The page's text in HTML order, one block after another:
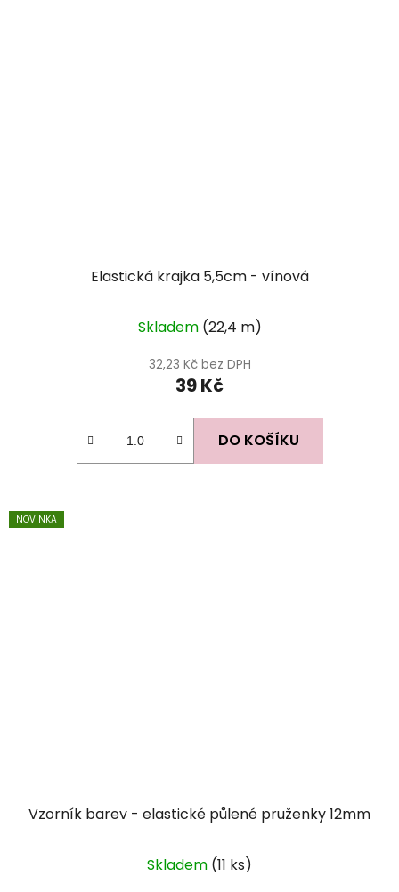
Elastická krajka 5,5cm - vínová
Skladem (22,4 m)
32,23 Kč bez DPH
39 Kč
DO KOŠÍKU
NOVINKA
Vzorník barev - elastické půlené pruženky 12mm
Skladem (11 ks)